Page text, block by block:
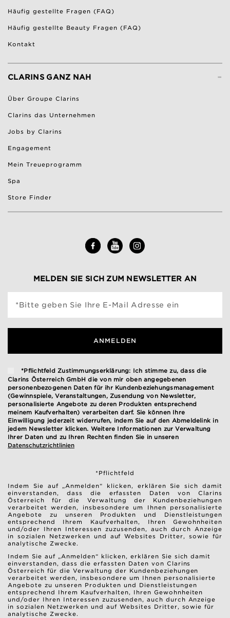
Häufig gestellte Fragen (FAQ)
Häufig gestellte Beauty Fragen (FAQ)
Kontakt
-
CLARINS GANZ NAH
Über Groupe Clarins
Clarins das Unternehmen
Jobs by Clarins
Engagement
Mein Treueprogramm
Spa
Store Finder
MELDEN SIE SICH ZUM NEWSLETTER AN
*Bitte geben Sie Ihre E-Mail Adresse ein
ANMELDEN
*Pflichtfeld Zustimmungserklärung: Ich stimme zu, dass die
Clarins Österreich GmbH die von mir oben angegebenen
personenbezogenen Daten für ihr Kundenbeziehungsmanagement
(Gewinnspiele, Veranstaltungen, Zusendung von Newsletter,
personalisierte Angebote zu deren Produkten entsprechend
meinem Kaufverhalten) verarbeiten darf. Sie können Ihre
Einwilligung jederzeit widerrufen, indem Sie auf den Abmeldelink in
jedem Newsletter klicken. Weitere Informationen zur Verwaltung
Ihrer Daten und zu Ihren Rechten finden Sie in unseren
Datenschutzrichtlinien
*Pflichtfeld
Indem Sie auf „Anmelden“ klicken, erklären Sie sich damit
einverstanden, dass die erfassten Daten von Clarins
Österreich für die Verwaltung der Kundenbeziehungen
verarbeitet werden, insbesondere um Ihnen personalisierte
Angebote zu unseren Produkten und Dienstleistungen
entsprechend Ihrem Kaufverhalten, Ihren Gewohnheiten
und/oder Ihren Interessen zuzusenden, auch durch Anzeige
in sozialen Netzwerken und auf Websites Dritter, sowie für
analytische Zwecke.
Indem Sie auf „Anmelden“ klicken, erklären Sie sich damit
einverstanden, dass die erfassten Daten von Clarins
Österreich für die Verwaltung der Kundenbeziehungen
verarbeitet werden, insbesondere um Ihnen personalisierte
Angebote zu unseren Produkten und Dienstleistungen
entsprechend Ihrem Kaufverhalten, Ihren Gewohnheiten
und/oder Ihren Interessen zuzusenden, auch durch Anzeige
in sozialen Netzwerken und auf Websites Dritter, sowie für
analytische Zwecke.